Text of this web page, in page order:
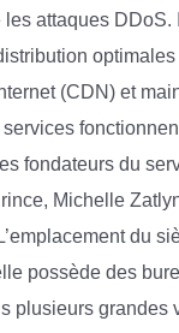
les attaques
(CDN) et
fondateurs du
Michelle
du
possède des
plusieurs grandes